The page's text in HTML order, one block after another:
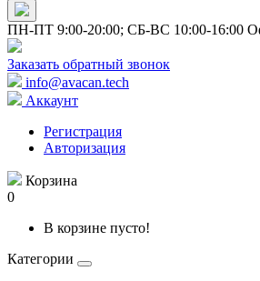
ПН-ПТ 9:00-20:00; СБ-ВС 10:00-16:00
Заказать обратный звонок
info@avacan.tech
Аккаунт
Регистрация
Авторизация
Корзина
0
В корзине пусто!
Категории